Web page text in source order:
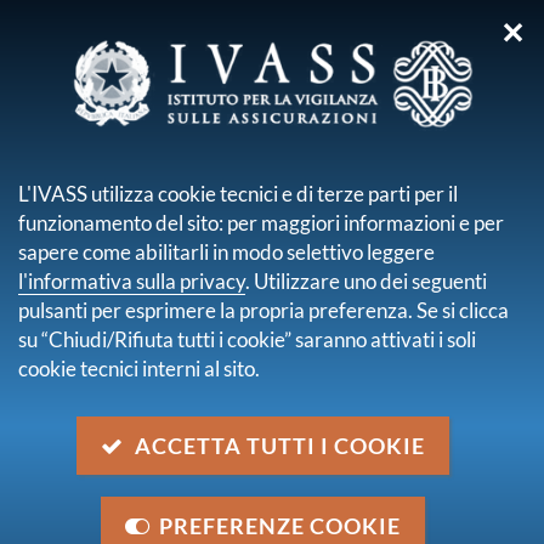
sei qui: Home Media Avvisi
pagina 31 di 31
Procedura in economia (cottimo fiduciario) per la
fornitura di servizi di catering per il triennio
2013 - 2015 (CIG 5091802FEB)
Categoria:Gare
9 luglio 2013
vigilanza a carico degli intermediari per il
28 maggio 2013
✕
L'IVASS utilizza cookie tecnici e di terze parti per il
funzionamento del sito: per maggiori informazioni e per
sapere come abilitarli in modo selettivo leggere
l'informativa sulla privacy. Utilizzare uno dei seguenti
pulsanti per esprimere la propria preferenza. Se si clicca
su “Chiudi/Rifiuta tutti i cookie” saranno attivati i soli
cookie tecnici interni al sito.
ACCETTA TUTTI I COOKIE
PREFERENZE COOKIE